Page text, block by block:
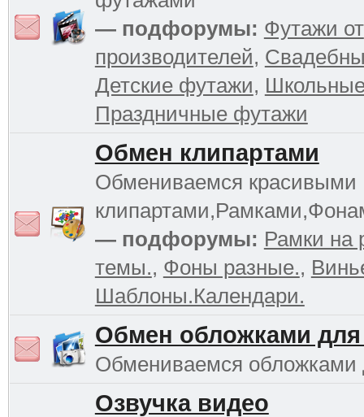
— подфорумы: Футажи от
производителей,
Детские футажи,
Праздничные футажи
Обмен клипартами
Обмениваемся красивыми
— подфорумы: Рамки на
темы., Фоны разные.,
Шаблоны.Календари.
Обмен обложками для
Обмениваемся обложками
Озвучка видео